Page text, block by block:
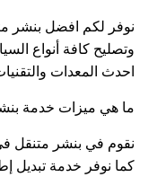
نوفر لكم افضل بنشر
وتصليح كافة أنواع
احدث المعدات
ما هي ميزات خدمة
نقوم في بنشر متنقل
كما نوفر خدمة تبديل